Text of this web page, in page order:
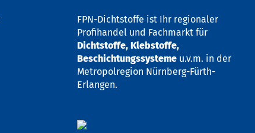
FPN-Dichtstoffe ist Ihr regionaler
Profihandel und Fachmarkt für
Dichtstoffe, Klebstoffe,
Beschichtungssystemeu.v.m. in der
Metropolregion Nürnberg-Fürth-
Erlangen.